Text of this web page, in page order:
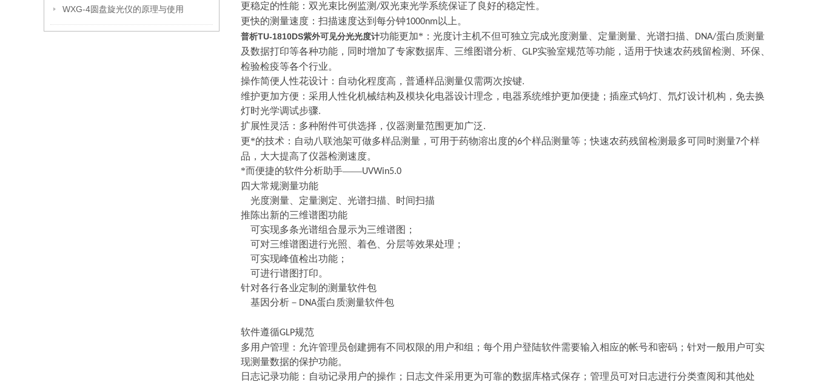
WXG-4圆盘旋光仪的原理与使用
更稳定的性能：双光束比例监测/双光束光学系统保证了良好的稳定性。
更快的测量速度：扫描速度达到每分钟1000nm 以上。
普析TU-1810DS紫外可见分光光度计功能更加*：光度计主机不但可独立完成光度测量、定量测量、光谱扫描、 DNA/蛋白质测量
及数据打印等各种功能，同时增加了专家数据库、三维图谱分析、 GLP实验室规范等功能，适用于快速农药残留检测、环保、
检验检疫等各个行业。
操作简便人性花设计：自动化程度高，普通样品测量仅需两次按键.
维护更加方便：采用人性化机械结构及模块化电器设计理念，电器系统维护更加便捷；插座式钨灯、氘灯设计机构，免去换
灯时光学调试步骤.
扩展性灵活：多种附件可供选择，仪器测量范围更加广泛.
更*的技术：自动八联池架可做多样品测量，可用于药物溶出度的6个样品测量等；快速农药残留检测最多可同时测量7个样
品，大大提高了仪器检测速度。
*而便捷的软件分析助手——UVWin5.0
四大常规测量功能
光度测量、定量测定、光谱扫描、时间扫描
推陈出新的三维谱图功能
可实现多条光谱组合显示为三维谱图；
可对三维谱图进行光照、着色、分层等效果处理；
可实现峰值检出功能；
可进行谱图打印。
针对各行各业定制的测量软件包
基因分析－ DNA蛋白质测量软件包
软件遵循GLP规范
多用户管理：允许管理员创建拥有不同权限的用户和组；每个用户登陆软件需要输入相应的帐号和密码；针对一般用户可实
现测量数据的保护功能。
日志记录功能：自动记录用户的操作；日志文件采用更为可靠的数据库格式保存；管理员可对日志进行分类查阅和其他处